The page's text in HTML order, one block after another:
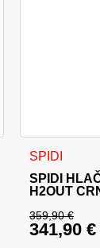
odabrati na
SPIDI
SPIDI
H2OUT
359,90€
Izvorna
341,90 €
Ovaj